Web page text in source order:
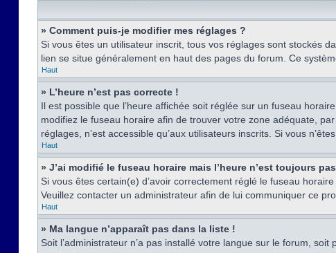
» Comment puis-je modifier mes réglages ?
Si vous êtes un utilisateur inscrit, tous vos réglages sont stockés
lien se situe généralement en haut des pages du forum. Ce
Haut
» L’heure n’est pas correcte !
Il est possible que l’heure affichée soit réglée sur un fuseau
modifiez le fuseau horaire afin de trouver votre zone adéquate,
réglages, n’est accessible qu’aux utilisateurs inscrits. Si vous
Haut
» J’ai modifié le fuseau horaire mais l’heure n’est toujours
Si vous êtes certain(e) d’avoir correctement réglé le fuseau
Veuillez contacter un administrateur afin de lui communiquer ce
Haut
» Ma langue n’apparaît pas dans la liste !
Soit l’administrateur n’a pas installé votre langue sur le forum,